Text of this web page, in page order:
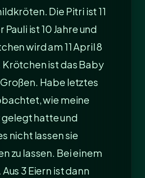
Die Pitri ist 11
Pauli ist 10 Jahre und
wird am 11 April 8
Krötchen ist das Baby
Habe letztes
wie meine
gelegt hatte und
nicht lassen sie
zu lassen. Bei einem
3 Eiern ist dann